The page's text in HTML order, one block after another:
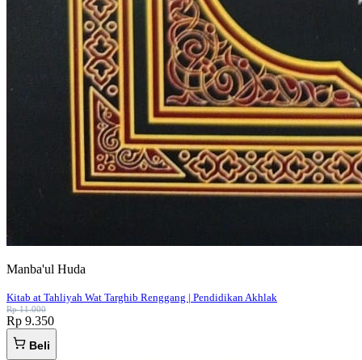
Manba'ul Huda
Kitab at Tahliyah Wat Targhib Renggang | Pendidikan Akhlak
Rp 11.000
Rp 9.350
Beli